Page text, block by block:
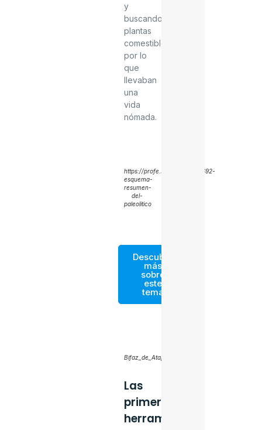
y
buscando
plantas
comestibles,
por lo
que
llevaban
una
vida
nómada.
https://profe.social/posts/91692-
esquema-
resumen-
del-
paleolitico
Descubre
más
sobre
este
tema
Bifaz_de_Atapuerca_(TG10)
Las
primeras
herramientas